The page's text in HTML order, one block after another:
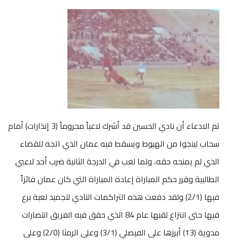
تم الادعاء أن نادي الحسين قد أشرك لاعباً محروماً (3 إنذارات) أمام
سحاب لينجوا من الهبوط ويسقط فيه عمان الذي اتجه للقضاء
الذي لم يمنحه حقه، ولما لعب في الدرجة الثانية ضرب أحد لاعبي
الطالبية وقرر حكم المباراة إعادة المباراة التي كان عمان فائزاً
فيها (2/1) ولقد دفعت هذه التراكمات النادي لتجميد لعبة برع
فيها حتى انتزاع لقبها عام 84 الذي حقق فيه الفريق انتصارات
مدوية (13) أبرزها على الفيصلي (3/1) وعلى الرمثا (2/0) وعلى